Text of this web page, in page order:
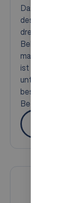
Das
des
Behälter
maximale
ist modular
bestehende
Bedarf mit